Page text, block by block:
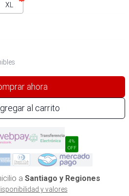
XL
ahora
al carrito
4%
OFF
a Santiago y Regiones
y valores